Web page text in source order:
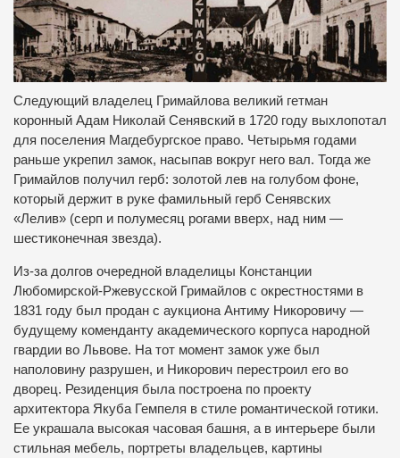
Следующий владелец Гримайлова великий гетман
коронный Адам Николай Сенявский в 1720 году выхлопотал
для поселения Магдебургское право. Четырьмя годами
раньше укрепил замок, насыпав вокруг него вал. Тогда же
Гримайлов получил герб: золотой лев на голубом фоне,
который держит в руке фамильный герб Сенявских
«Лелив» (серп и полумесяц рогами вверх, над ним —
шестиконечная звезда).
Из-за долгов очередной владелицы Констанции
Любомирской-Ржевусской Гримайлов с окрестностями в
1831 году был продан с аукциона Антиму Никоровичу —
будущему коменданту академического корпуса народной
гвардии во Львове. На тот момент замок уже был
наполовину разрушен, и Никорович перестроил его во
дворец. Резиденция была построена по проекту
архитектора Якуба Гемпеля в стиле романтической готики.
Ее украшала высокая часовая башня, а в интерьере были
стильная мебель, портреты владельцев, картины